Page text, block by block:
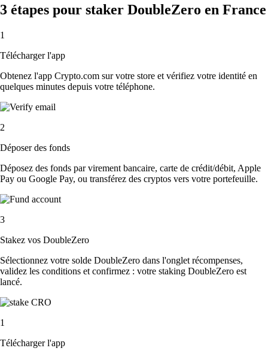
3 étapes pour staker DoubleZero en France
1
Télécharger l'app
Obtenez l'app Crypto.com sur votre store et vérifiez votre identité en
quelques minutes depuis votre téléphone.
2
Déposer des fonds
Déposez des fonds par virement bancaire, carte de crédit/débit, Apple
Pay ou Google Pay, ou transférez des cryptos vers votre portefeuille.
3
Stakez vos DoubleZero
Sélectionnez votre solde DoubleZero dans l'onglet récompenses,
validez les conditions et confirmez : votre staking DoubleZero est
lancé.
1
Télécharger l'app